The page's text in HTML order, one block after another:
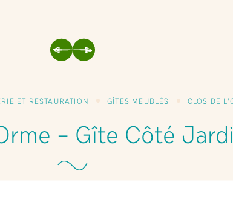
PRÉCÉDENT
SUIVANT
ET RESTAURATION GÎTES MEUBLÉS CLOS DE
– Gîte Côté